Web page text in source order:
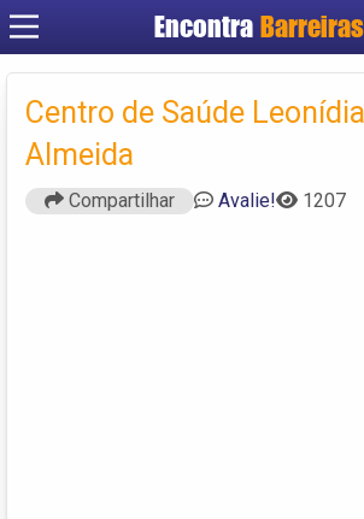
EncontraBarreiras
Cadastrar
Criar conta
Centro de Saúde
Almeida
Compartilhar Avalie! 1207